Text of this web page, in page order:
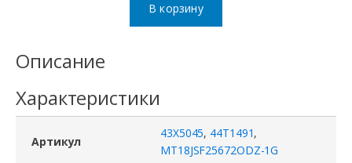
1G,
43X5045,
44T1491,
В корзину
Описание
Характеристики
Артикул
43X5045, 44T1491,
MT18JSF25672ODZ-1G